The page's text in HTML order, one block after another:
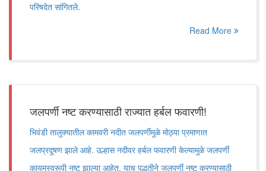
परिषदेत सांगितले.
Read More
जलपर्णी नष्ट करण्यासाठी राज्यात हर्बल फवारणी!
भिवंडी तालुक्यातील कामवरी नदीत जलपर्णीमुळे मोठ्या प्रमाणात
जलप्रदूषण झाले आहे. उल्हास नदीवर हर्बल फवारणी केल्यामुळे जलपर्णी
कायमस्वरूपी नष्ट झाल्या आहेत. याच पद्धतीने जलपर्णी नष्ट करण्यासाठी